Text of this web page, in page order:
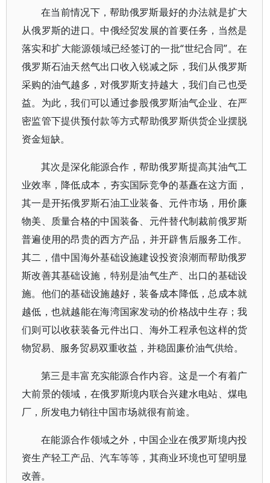
在当前情况下，帮助俄罗斯最好的办法就是扩大
从俄罗斯的进口。中俄经贸发展的首要任务，当然是
落实和扩大能源领域已经签订的一批“世纪合同”。在
俄罗斯石油天然气出口收入锐减之际，我们从俄罗斯
采购的油气越多，对俄罗斯支持越大，我们自己也受
益。为此，我们可以通过参股俄罗斯油气企业、在严
密监管下提供预付款等方式帮助俄罗斯供货企业摆脱
资金短缺。
其次是深化能源合作，帮助俄罗斯提高其油气工
业效率，降低成本，夯实国际竞争的基矗在这方面，
其一是开拓俄罗斯石油工业装备、元件市场，用价廉
物美、质量合格的中国装备、元件替代制裁前俄罗斯
普遍使用的昂贵的西方产品，并开辟售后服务工作。
其二，借中国海外基础设施建设投资浪潮而帮助俄罗
斯改善其基础设施，特别是油气生产、出口的基础设
施。他们的基础设施越好，装备成本降低，总成本就
越低，也就越能在海湾国家发动的价格战中生存；我
们则可以收获装备元件出口、海外工程承包这样的货
物贸易、服务贸易双重收益，并稳固廉价油气供给。
第三是丰富充实能源合作内容。这是一个有着广
大前景的领域，在俄罗斯境内联合兴建水电站、煤电
厂，所发电力销往中国市场就很有前途。
在能源合作领域之外，中国企业在俄罗斯境内投
资生产轻工产品、汽车等等，其商业环境也可望明显
改善。